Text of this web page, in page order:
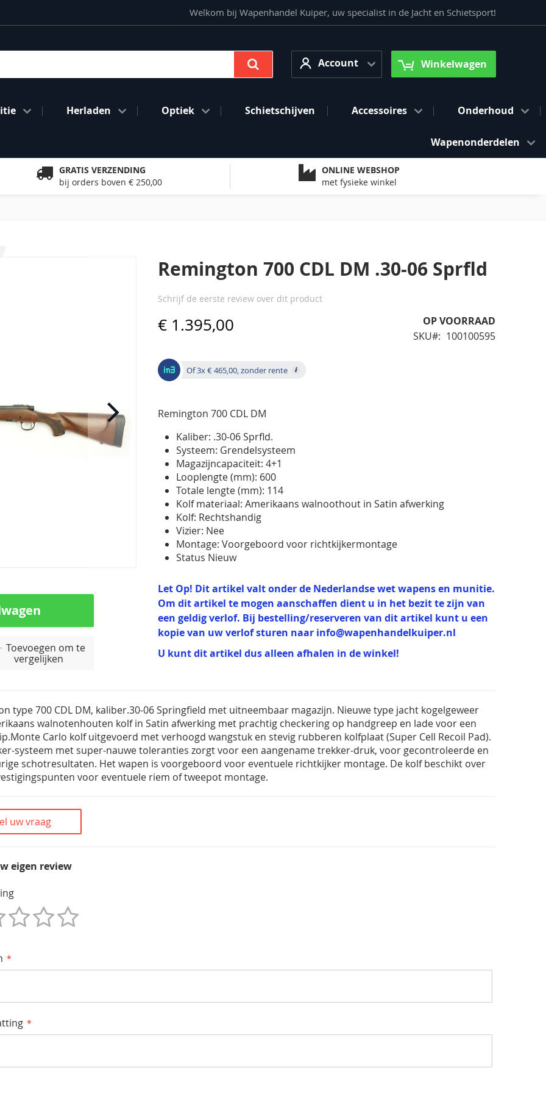
Welkom bij Wapenhandel Kuiper, uw specialist in de Jacht en Schietsport!
AccountAccount Winkelwagen
Herladen Optiek Schietschijven Accessoires Onderhoud
Wapenonderdelen
GRATIS VERZENDING
bij orders boven € 250,00
ONLINE WEBSHOP
met fysieke winkel
Toevoegen om te
vergelijken
Remington 700 CDL DM .30-06 Sprfld
Schrijf de eerste review over dit product
€ 1.395,00
OP VOORRAAD
SKU
100100595
Of 3x € 465,00, zonder rente
Remington 700 CDL DM
Kaliber: .30-06 Sprfld.
Systeem: Grendelsysteem
Magazijncapaciteit: 4+1
Looplengte (mm): 600
Totale lengte (mm): 114
Kolf materiaal: Amerikaans walnoothout in Satin afwerking
Kolf: Rechtshandig
Vizier: Nee
Montage: Voorgeboord voor richtkijkermontage
Status Nieuw
Let Op! Dit artikel valt onder de Nederlandse wet wapens en munitie.
Om dit artikel te mogen aanschaffen dient u in het bezit te zijn van
een geldig verlof. Bij bestelling/reserveren van dit artikel kunt u een
kopie van uw verlof sturen naar info@wapenhandelkuiper.nl
U kunt dit artikel dus alleen afhalen in de winkel!
type 700 CDL DM, kaliber.30-06 Springfield met uitneembaar magazijn. Nieuwe type jacht kogelgeweer
walnotenhouten kolf in Satin afwerking met prachtig checkering op handgreep en lade voor een
Carlo kolf uitgevoerd met verhoogd wangstuk en stevig rubberen kolfplaat (Super Cell Recoil Pad).
systeem met super-nauwe toleranties zorgt voor een aangename trekker-druk, voor gecontroleerde en
schotresultaten. Het wapen is voorgeboord voor eventuele richtkijker montage. De kolf beschikt over
voor eventuele riem of tweepot montage.
uw vraag
eigen review